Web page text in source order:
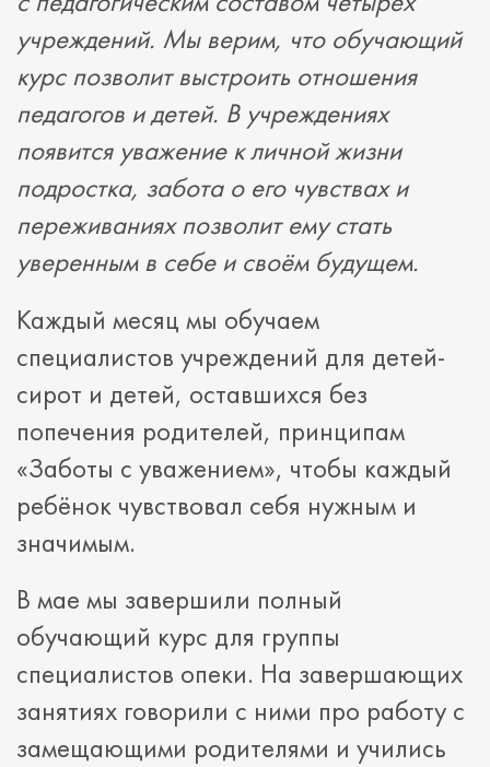
учреждений. Мы верим, что обучающий
курс позволит выстроить отношения
педагогов и детей. В учреждениях
появится уважение к личной жизни
подростка, забота о его чувствах и
переживаниях позволит ему стать
уверенным в себе и своём будущем.
Каждый месяц мы обучаем
специалистов учреждений для детей-
сирот и детей, оставшихся без
попечения родителей, принципам
«Заботы с уважением», чтобы каждый
ребёнок чувствовал себя нужным и
значимым.
В мае мы завершили полный
обучающий курс для группы
специалистов опеки. На завершающих
занятиях говорили с ними про работу с
замещающими родителями и учились